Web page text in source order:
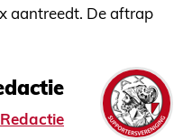
aantreedt. De aftrap